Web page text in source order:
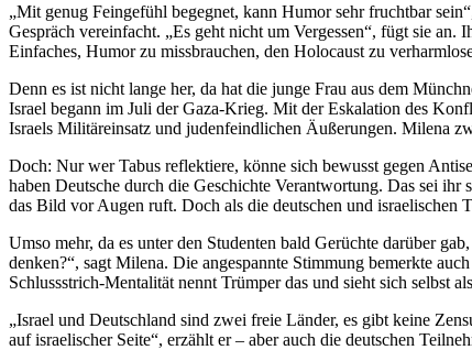
„Mit genug Feingefühl begegnet, kann Humor sehr fruchtbar
Gespräch vereinfacht. „Es geht nicht um Vergessen“, fügt sie
Einfaches, Humor zu missbrauchen, den Holocaust zu
Denn es ist nicht lange her, da hat die junge Frau aus dem
Israel begann im Juli der Gaza-Krieg. Mit der Eskalation des
Israels Militäreinsatz und judenfeindlichen Äußerungen. Milena
Doch: Nur wer Tabus reflektiere, könne sich bewusst gegen
haben Deutsche durch die Geschichte Verantwortung. Das sei
das Bild vor Augen ruft. Doch als die deutschen und israelischen
Umso mehr, da es unter den Studenten bald Gerüchte darüber
denken?“, sagt Milena. Die angespannte Stimmung bemerkte
Schlussstrich-Mentalität nennt Trümper das und sieht sich selbst
„Israel und Deutschland sind zwei freie Länder, es gibt keine
auf israelischer Seite“, erzählt er – aber auch die deutschen